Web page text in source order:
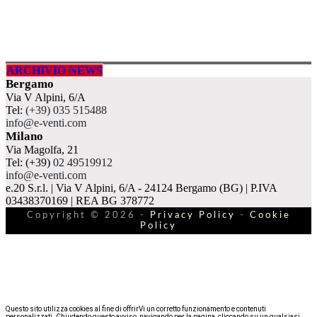
ARCHIVIO NEWS
Bergamo
Via V Alpini, 6/A
Tel: (+39) 035 515488
info@e-venti.com
Milano
Via Magolfa, 21
Tel: (+39) 02 49519912
info@e-venti.com
e.20 S.r.l. | Via V Alpini, 6/A - 24124 Bergamo (BG) | P.IVA
03438370169 | REA BG 378772
Copyright © 2026 - Privacy Policy - Cookie
Policy
Questo sito utilizza cookies al fine di offrirVi un corretto funzionamento e contenuti